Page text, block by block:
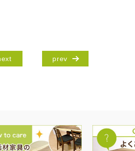
prev